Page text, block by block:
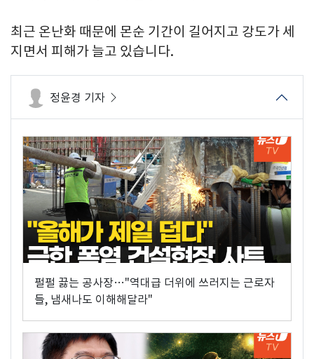
최근 온난화 때문에 몬순 기간이 길어지고 강도가 세
지면서 피해가 늘고 있습니다.
정윤경 기자
펄펄 끓는 공사장…"역대급 더위에 쓰러지는 근로자
들, 냄새나도 이해해달라"